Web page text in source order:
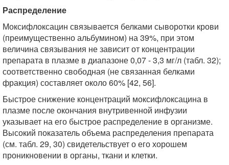
Распределение
Моксифлоксацин связывается белками сыворотки крови
(преимущественно альбумином) на 39%, при этом
величина связывания не зависит от концентрации
препарата в плазме в диапазоне 0,07 - 3,3 мг/л (табл. 32);
соответственно свободная (не связанная белками
фракция) составляет около 60% [42, 56].
Быстрое снижение концентраций моксифлоксацина в
плазме после окончания внутривенной инфузии
указывает на его быстрое распределение в организме.
Высокий показатель объема распределения препарата
(см. табл. 29, 30) свидетельствует о его хорошем
проникновении в органы, ткани и клетки.